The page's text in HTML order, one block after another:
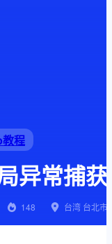
程
异常捕获
148 台湾 台北市